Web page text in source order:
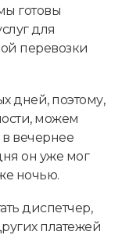
готовы
для
перевозки
дней, поэтому,
можем
вечернее
он уже мог
ночью.
диспетчер,
платежей